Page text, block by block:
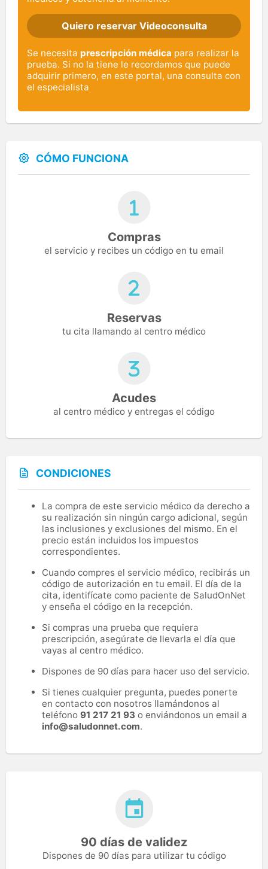
Quiero reservar Videoconsulta
Se necesita prescripción médica para realizar la
prueba. Si no la tiene le recordamos que puede
adquirir primero, en este portal, una consulta con
el especialista
CÓMO FUNCIONA
Compras
el servicio y recibes un código en tu email
Reservas
tu cita llamando al centro médico
Acudes
al centro médico y entregas el código
CONDICIONES
La compra de este servicio médico da derecho a
su realización sin ningún cargo adicional, según
las inclusiones y exclusiones del mismo. En el
precio están incluidos los impuestos
correspondientes.
Cuando compres el servicio médico, recibirás un
código de autorización en tu email. El día de la
cita, identifícate como paciente de SaludOnNet
y enseña el código en la recepción.
Si compras una prueba que requiera
prescripción, asegúrate de llevarla el día que
vayas al centro médico.
Dispones de 90 días para hacer uso del servicio.
Si tienes cualquier pregunta, puedes ponerte
en contacto con nosotros llamándonos al
teléfono 91 217 21 93 o enviándonos un email a
info@saludonnet.com.
90 días de validez
Dispones de 90 días para utilizar tu código